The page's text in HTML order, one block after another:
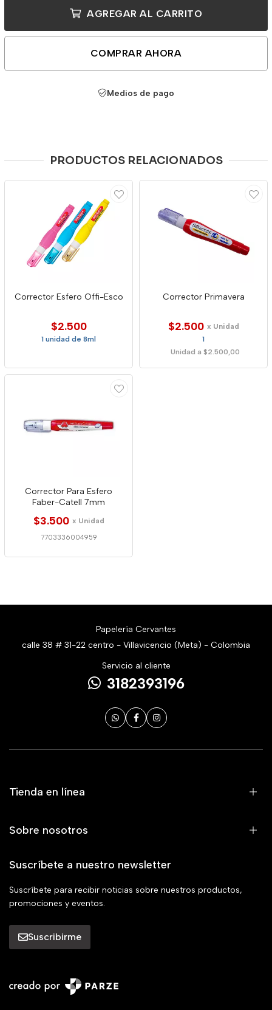
AGREGAR AL CARRITO
COMPRAR AHORA
Medios de pago
PRODUCTOS RELACIONADOS
Corrector Esfero Offi-Esco
$2.500
1 unidad de 8ml
Corrector Primavera
$2.500 x Unidad
1
Unidad a $2.500,00
Corrector Para Esfero
Faber-Catell 7mm
$3.500 x Unidad
7703336004959
Papelería Cervantes
calle 38 # 31-22 centro - Villavicencio (Meta) - Colombia
Servicio al cliente
3182393196
Tienda en línea
Sobre nosotros
Suscríbete a nuestro newsletter
Suscríbete para recibir noticias sobre nuestros productos,
promociones y eventos.
Suscribirme